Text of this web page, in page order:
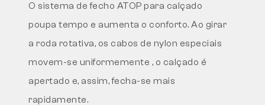
O sistema de fecho ATOP para calçado
poupa tempo e aumenta o conforto. Ao girar
a roda rotativa, os cabos de nylon especiais
movem-se uniformemente , o calçado é
apertado e, assim, fecha-se mais
rapidamente.